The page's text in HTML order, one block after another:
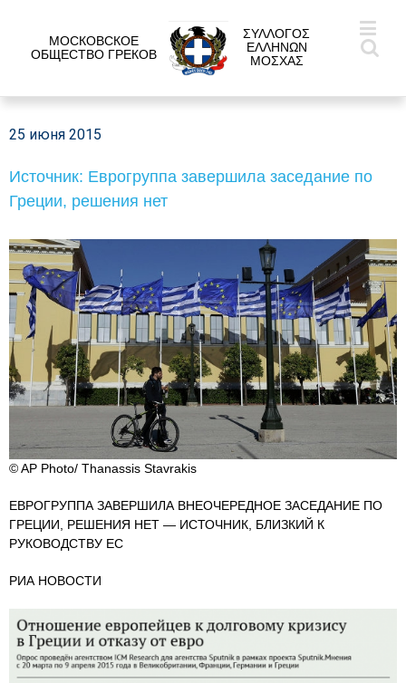
МОСКОВСКОЕ
ОБЩЕСТВО ГРЕКОВ
ΣΥΛΛΟΓΟΣ
ΕΛΛΗΝΩΝ
ΜΟΣΧΑΣ
25 июня 2015
Источник: Еврогруппа завершила заседание по
Греции, решения нет
© AP Photo/ Thanassis Stavrakis
ЕВРОГРУППА ЗАВЕРШИЛА ВНЕОЧЕРЕДНОЕ ЗАСЕДАНИЕ ПО
ГРЕЦИИ, РЕШЕНИЯ НЕТ — ИСТОЧНИК, БЛИЗКИЙ К
РУКОВОДСТВУ ЕС
РИА НОВОСТИ